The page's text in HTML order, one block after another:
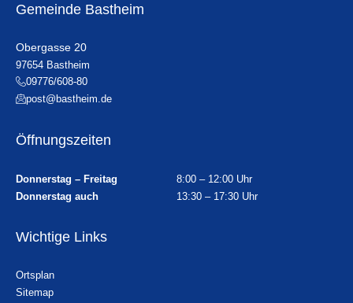
Gemeinde Bastheim
Obergasse 20
97654 Bastheim
09776/608-80
post@bastheim.de
Öffnungszeiten
Donnerstag – Freitag
8:00 – 12:00 Uhr
Donnerstag auch
13:30 – 17:30 Uhr
Wichtige Links
Ortsplan
Sitemap